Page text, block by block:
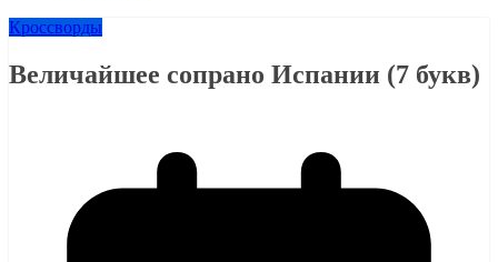
Кроссворды
Величайшее сопрано Испании (7 букв)